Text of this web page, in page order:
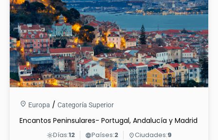
Europa / Categoría Superior
Encantos Peninsulares- Portugal, Andalucía y Madrid
light_modeDías:12 languagePaíses:2 placeCiudades:9